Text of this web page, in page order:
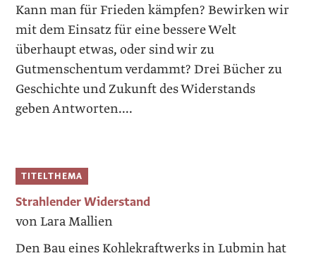
Kann man für Frieden kämpfen? Bewirken wir
mit dem Einsatz für eine bessere Welt
überhaupt etwas, oder sind wir zu
Gutmenschentum verdammt? Drei Bücher zu
Geschichte und Zukunft des Widerstands
geben Antworten....
TITELTHEMA
Strahlender Widerstand
von Lara Mallien
Den Bau eines Kohlekraftwerks in Lubmin hat